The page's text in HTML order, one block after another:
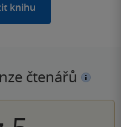
knihu
čtenářů